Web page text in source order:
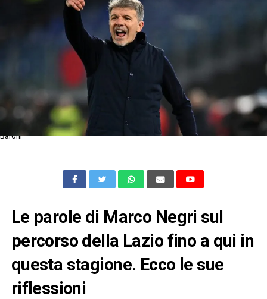
Baroni
Le parole di Marco Negri sul
percorso della Lazio fino a qui in
questa stagione. Ecco le sue
riflessioni